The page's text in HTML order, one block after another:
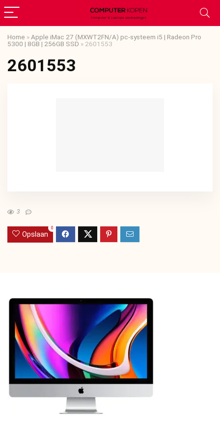
Home » Apple iMac 27 (MXWT2FN/A) pc-systeem i5 | Radeon Pro
5300 | 8GB | 256GB SSD » 2601553
2601553
3
Opslaan
0